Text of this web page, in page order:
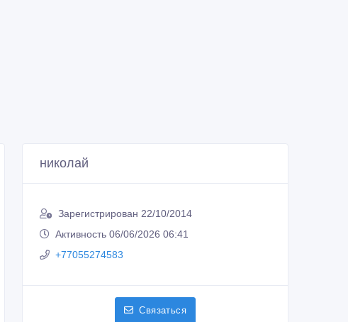
николай
Зарегистрирован 22/10/2014
Активность 06/06/2026 06:41
+77055274583
Связаться